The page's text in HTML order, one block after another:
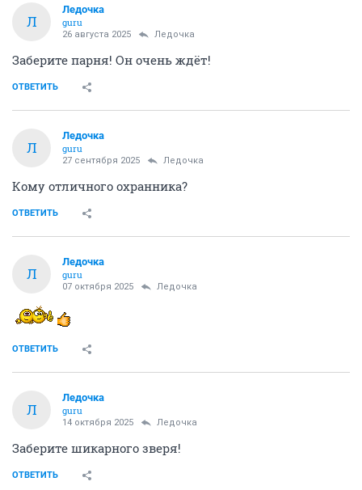
Л
Ледочка
guru
26 августа 2025 Ледочка
Заберите парня! Он очень ждёт!
ОТВЕТИТЬ
Л
Ледочка
guru
27 сентября 2025 Ледочка
Кому отличного охранника?
ОТВЕТИТЬ
Л
Ледочка
guru
07 октября 2025 Ледочка
ОТВЕТИТЬ
Л
Ледочка
guru
14 октября 2025 Ледочка
Заберите шикарного зверя!
ОТВЕТИТЬ